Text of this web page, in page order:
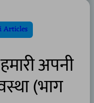
Articles
अपनी
(भाग